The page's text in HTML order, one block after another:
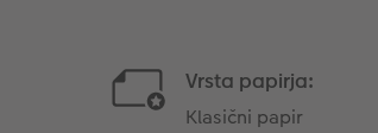
Vrsta papirja:
Klasični papir